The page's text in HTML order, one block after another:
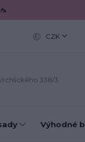
CZK
338/3
Výhodné